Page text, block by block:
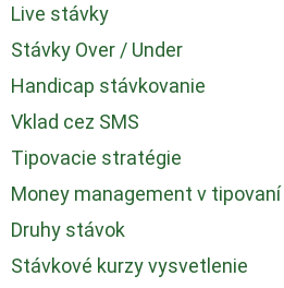
Live stávky
Stávky Over / Under
Handicap stávkovanie
Vklad cez SMS
Tipovacie stratégie
Money management v tipovaní
Druhy stávok
Stávkové kurzy vysvetlenie